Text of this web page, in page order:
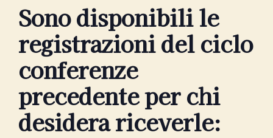
Sono disponibili le
registrazioni del ciclo
conferenze
precedente per chi
desidera riceverle: